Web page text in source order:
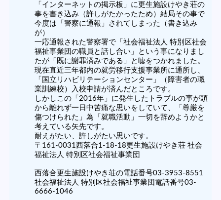
「インターネットの掲示板」に更生施設けやき荘の
事を書き込み（許しがたかったため）結局その事で
今度は「警察に通報」されてしまった（書き込み
が）
一応通報された警察署で「社会福祉法人 特別区社会
福祉事業団の職員と話し合い」という事になりまし
たが「既に謝罪済みである」と嘘をつかれました。
現在直近三年都内の就労移行支援事業所に通所し、
「国立リハビリテーションセンター」（障害者の職
業訓練校）入校申請が済んだところです。
しかしこの「2016年」に発生したトラブルの事が頭
から離れず一日中苦痛な思いをしていて、「尊厳を
傷つけられた」為「就職活動」一切を辞めようかと
考えている矢先です。
耐えがたい、許しがたい思いです。
〒161-0031西落合1-18-18更生施設けやき荘 社会
福祉法人 特別区社会福祉事業団
西落合更生施設けやき荘の電話番号03-3953-8551
社会福祉法人 特別区社会福祉事業団電話番号03-
6666-1046